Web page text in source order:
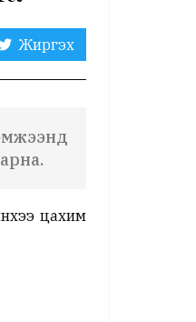
Жиргэх
цахим